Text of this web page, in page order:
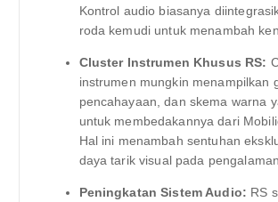
Kontrol audio biasanya
roda kemudi untuk menambah
Cluster Instrumen Khusus RS:
instrumen mungkin menampilkan
pencahayaan, dan skema warna
untuk membedakannya dari
Hal ini menambah sentuhan
daya tarik visual pada
Peningkatan Sistem Audio: RS